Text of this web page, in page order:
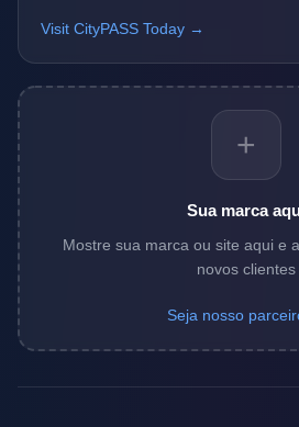
Visit CityPASS Today →
+
Sua marca
Mostre sua marca ou site aqui e
novos clientes
Seja nosso